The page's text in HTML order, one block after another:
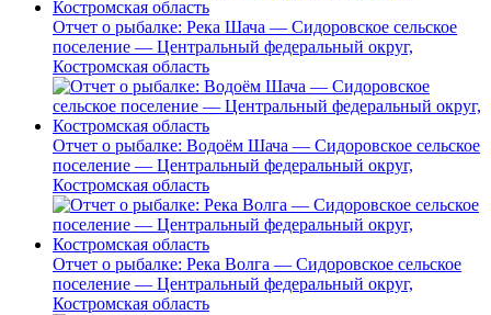
Отчет о рыбалке: Река Шача — Сидоровское сельское
поселение — Центральный федеральный округ,
Костромская область
Отчет о рыбалке: Водоём Шача — Сидоровское сельское
поселение — Центральный федеральный округ,
Костромская область
Отчет о рыбалке: Река Волга — Сидоровское сельское
поселение — Центральный федеральный округ,
Костромская область